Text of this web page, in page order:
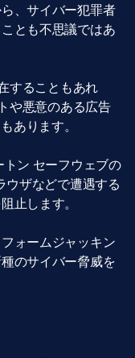
、サイバー犯罪者
とも不思議ではあ
することもあれ
や悪意のある広告
あります。
トン セーフウェブの
ウザなどで遭遇する
止します。
ォームジャッキン
のサイバー脅威を